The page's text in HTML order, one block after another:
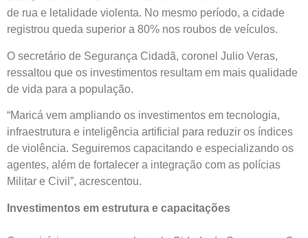
de rua e letalidade violenta. No mesmo período, a cidade
registrou queda superior a 80% nos roubos de veículos.
O secretário de Segurança Cidadã, coronel Julio Veras,
ressaltou que os investimentos resultam em mais qualidade
de vida para a população.
“Maricá vem ampliando os investimentos em tecnologia,
infraestrutura e inteligência artificial para reduzir os índices
de violência. Seguiremos capacitando e especializando os
agentes, além de fortalecer a integração com as polícias
Militar e Civil”, acrescentou.
Investimentos em estrutura e capacitações